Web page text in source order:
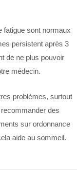
fatigue sont normaux
persistent après 3
de ne plus pouvoir
médecin.
problèmes, surtout
des
sur ordonnance
aide au sommeil.